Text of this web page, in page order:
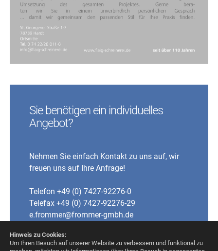
Hinweis zu Cookies:
Um Ihren Besuch auf unserer Website zu verbessern und funktional zu
Sie benötigen ein individuelles
Angebot?
Nehmen Sie einfach Kontakt zu uns auf, wir
freuen uns auf Ihre Anfrage!
Telefon +49 (0) 7427-92276-0
Telefax +49 (0) 7427-92276-29
e.frommer@frommer-gmbh.de